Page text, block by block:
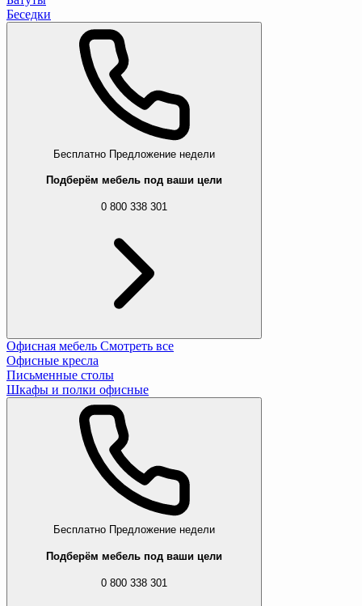
Беседки
Бесплатно Предложение недели
Подберём мебель под ваши цели
0 800 338 301
Офисная мебель Смотреть все
Офисные кресла
Письменные столы
Шкафы и полки офисные
Бесплатно Предложение недели
Подберём мебель под ваши цели
0 800 338 301